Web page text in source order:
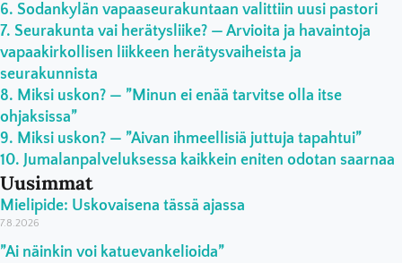
Sodankylän vapaaseurakuntaan valittiin uusi pastori
Seurakunta vai herätysliike? — Arvioita ja havaintoja
vapaakirkollisen liikkeen herätysvaiheista ja
seurakunnista
Miksi uskon? — ”Minun ei enää tarvitse olla itse
ohjaksissa”
Miksi uskon? — ”Aivan ihmeellisiä juttuja tapahtui”
Jumalanpalveluksessa kaikkein eniten odotan saarnaa
Uusimmat
Mielipide: Uskovaisena tässä ajassa
7.8.2026
”Ai näinkin voi katuevankelioida”